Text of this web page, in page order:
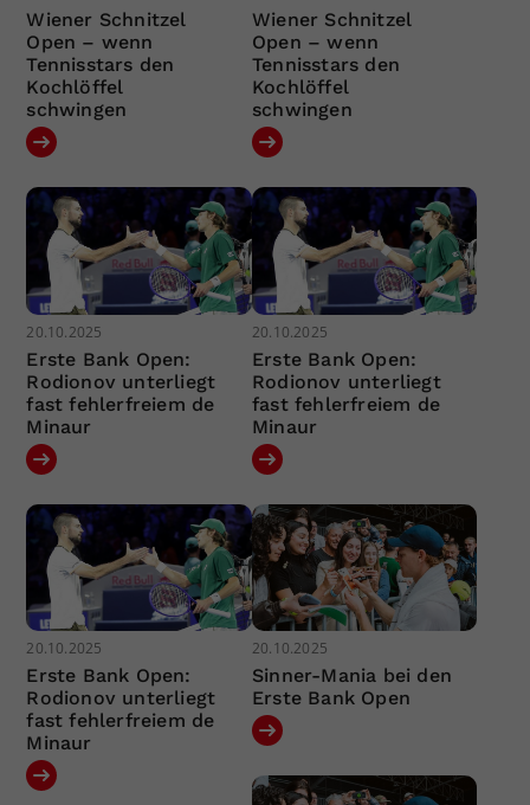
Wiener Schnitzel
Open – wenn
Tennisstars den
Kochlöffel
schwingen
Wiener Schnitzel
Open – wenn
Tennisstars den
Kochlöffel
schwingen
20.10.2025
Erste Bank Open:
Rodionov unterliegt
fast fehlerfreiem de
Minaur
20.10.2025
Erste Bank Open:
Rodionov unterliegt
fast fehlerfreiem de
Minaur
20.10.2025
Erste Bank Open:
Rodionov unterliegt
fast fehlerfreiem de
Minaur
20.10.2025
Sinner-Mania bei den
Erste Bank Open